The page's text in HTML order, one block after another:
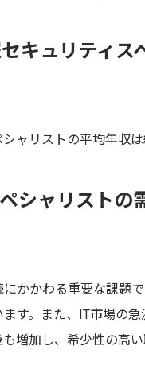
キュリティス
ャリストの平均年収
シャリストの
かかわる重要な課題
す。また、IT市場の
増加し、希少性の高